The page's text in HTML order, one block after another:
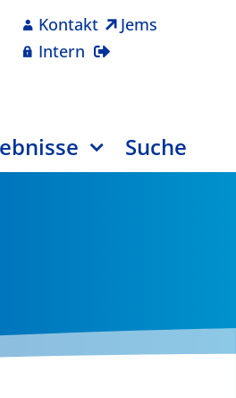
Kontakt
Jems
Intern
Suche